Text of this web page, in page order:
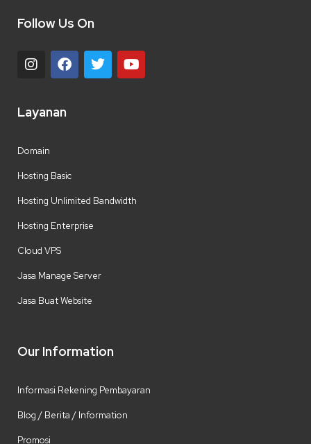
Follow Us On
Layanan
Domain
Hosting Basic
Hosting Unlimited Bandwidth
Hosting Enterprise
Cloud VPS
Jasa Manage Server
Jasa Buat Website
Our Information
Informasi Rekening Pembayaran
Blog / Berita / Information
Promosi